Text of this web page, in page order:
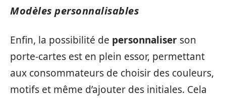
Modèles personnalisables
Enfin, la possibilité de personnaliser son
porte-cartes est en plein essor, permettant
aux consommateurs de choisir des couleurs,
motifs et même d’ajouter des initiales. Cela